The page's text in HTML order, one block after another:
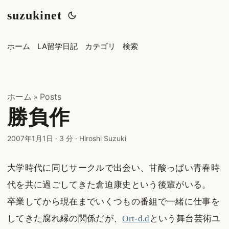
suzukinet
ホーム LA留学日記 カテゴリ 検索
ホーム » Posts
勝負作
2007年1月1日 · 3 分 · Hiroshi Suzuki
大学時代に同じサークルで出会い、甘酸っぱい青春時
代を共に過ごしてきた倉迫康史という後輩がいる。
卒業してから現在までいくつもの番組で一緒に仕事を
してきた腐れ縁の関係だが、Ort-d.d という舞台芸術ユ